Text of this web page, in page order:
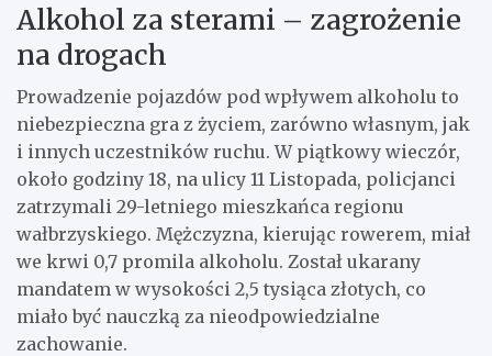
Alkohol za sterami – zagrożenie
na drogach
Prowadzenie pojazdów pod wpływem alkoholu to
niebezpieczna gra z życiem, zarówno własnym, jak
i innych uczestników ruchu. W piątkowy wieczór,
około godziny 18, na ulicy 11 Listopada, policjanci
zatrzymali 29-letniego mieszkańca regionu
wałbrzyskiego. Mężczyzna, kierując rowerem, miał
we krwi 0,7 promila alkoholu. Został ukarany
mandatem w wysokości 2,5 tysiąca złotych, co
miało być nauczką za nieodpowiedzialne
zachowanie.